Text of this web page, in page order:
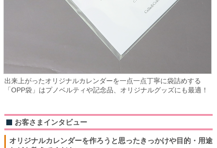
出来上がったオリジナルカレンダーを一点一点丁寧に袋詰めする
「OPP袋」はプノベルティや記念品、オリジナルグッズにも最適！
お客さまインタビュー
オリジナルカレンダーを作ろうと思ったきっかけや目的・用途